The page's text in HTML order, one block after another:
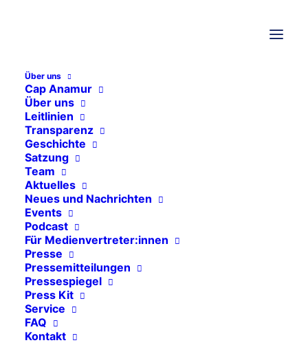
Über uns
Cap Anamur
Über uns
Leitlinien
Transparenz
Geschichte
Satzung
Team
Aktuelles
Neues und Nachrichten
Events
Podcast
Für Medienvertreter:innen
Presse
Pressemitteilungen
Pressespiegel
Press Kit
Service
FAQ
Kontakt
THEMEN
Allgemeines
Events
Freie Stellen
Pressemitteilungen
Pressespiegel
Aktuelle Projekte
Syrien
Äthiopien